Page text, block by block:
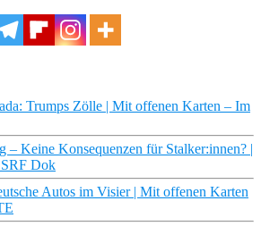
Trumps Zölle | Mit offenen Karten – Im
– Keine Konsequenzen für Stalker:innen? |
SRF Dok
Autos im Visier | Mit offenen Karten